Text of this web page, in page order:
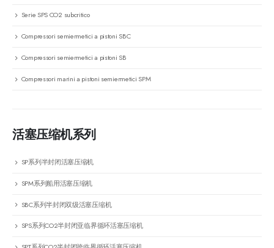
Serie SPS CO2 subcritico
Compressori semiermetici a pistoni SBC
Compressori semiermetici a pistoni SB
Compressori marini a pistoni semiermetici SPM
活塞压缩机系列
SP系列半封闭活塞压缩机
SPM系列船用活塞压缩机
SBC系列半封闭双级活塞压缩机
SPS系列CO2半封闭亚临界循环活塞压缩机